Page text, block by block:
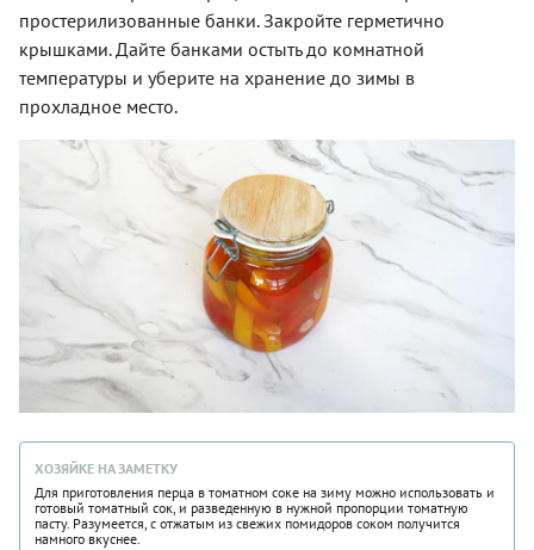
простерилизованные банки. Закройте герметично
крышками. Дайте банками остыть до комнатной
температуры и уберите на хранение до зимы в
прохладное место.
ХОЗЯЙКЕ НА ЗАМЕТКУ
Для приготовления перца в томатном соке на зиму можно использовать и
готовый томатный сок, и разведенную в нужной пропорции томатную
пасту. Разумеется, с отжатым из свежих помидоров соком получится
намного вкуснее.